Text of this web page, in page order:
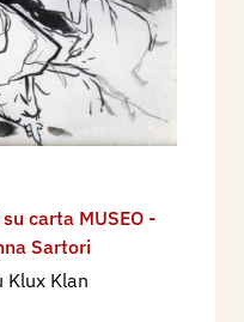
su carta MUSEO -
Sartori
Klux Klan